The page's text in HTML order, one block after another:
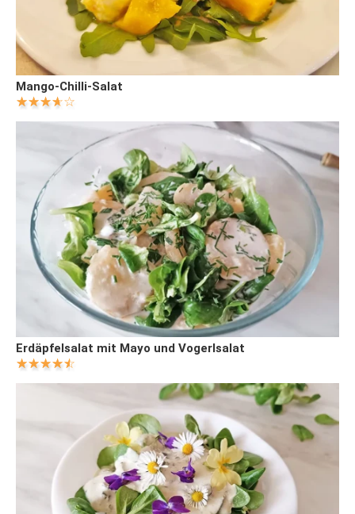
Mango-Chilli-Salat
Erdäpfelsalat mit Mayo und Vogerlsalat